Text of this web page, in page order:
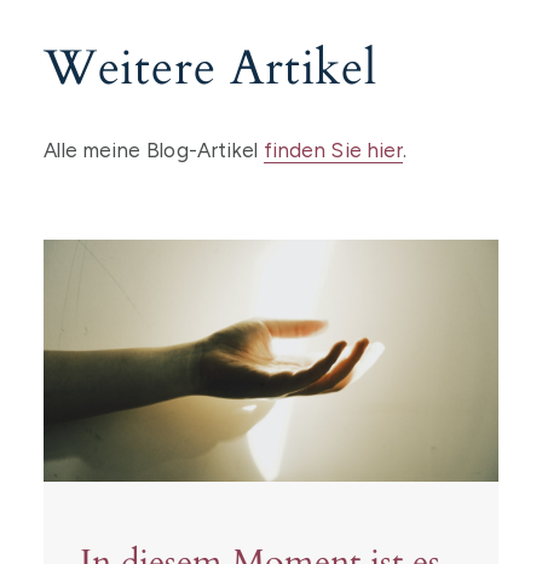
Weitere Artikel
Alle meine Blog-Artikel finden Sie hier.